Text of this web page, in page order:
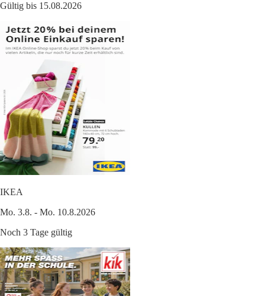
Gültig bis 15.08.2026
IKEA
Mo. 3.8. - Mo. 10.8.2026
Noch 3 Tage gültig